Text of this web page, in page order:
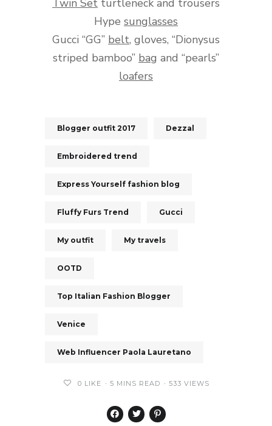
Hype sunglasses
Gucci “GG” belt, gloves, “Dionysus
striped bamboo” bag and “pearls”
loafers
Blogger outfit 2017 Dezzal
Embroidered trend
Express Yourself fashion blog
Fluffy Furs Trend Gucci
My outfit My travels
OOTD
Top Italian Fashion Blogger
Venice
Web Influencer Paola Lauretano
0 LIKE 5 MINS READ 533 VIEWS